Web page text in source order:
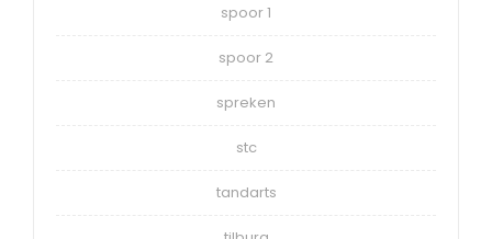
spoor 1
spoor 2
spreken
stc
tandarts